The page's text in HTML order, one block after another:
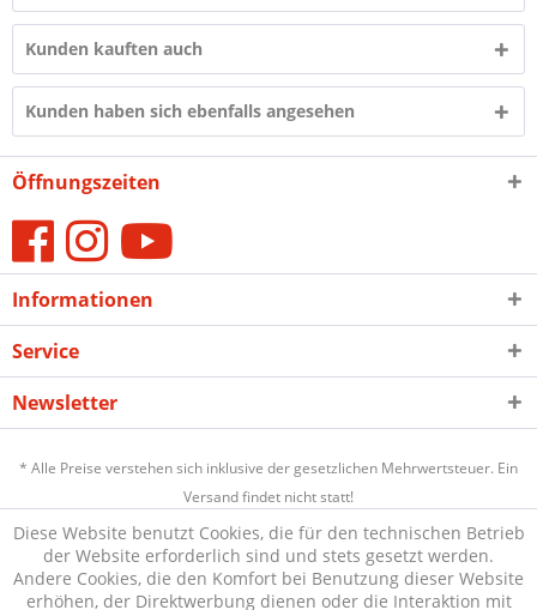
Kunden kauften auch
Kunden haben sich ebenfalls angesehen
Öffnungszeiten
Informationen
Service
Newsletter
* Alle Preise verstehen sich inklusive der gesetzlichen Mehrwertsteuer. Ein
Versand findet nicht statt!
Diese Website benutzt Cookies, die für den technischen Betrieb
der Website erforderlich sind und stets gesetzt werden.
Andere Cookies, die den Komfort bei Benutzung dieser Website
erhöhen, der Direktwerbung dienen oder die Interaktion mit